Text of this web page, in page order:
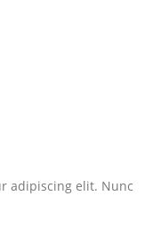
adipiscing elit. Nunc